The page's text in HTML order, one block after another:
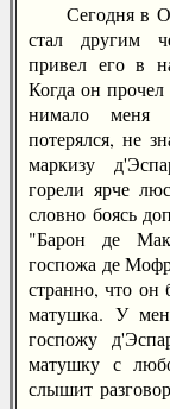
Сегодня в
стал другим
привел его в
Когда он прочел
нимало меня
потерялся, не
маркизу
горели ярче
словно боясь
"Барон де
госпожа де
странно, что
матушка. У
госпожу
матушку с
слышит